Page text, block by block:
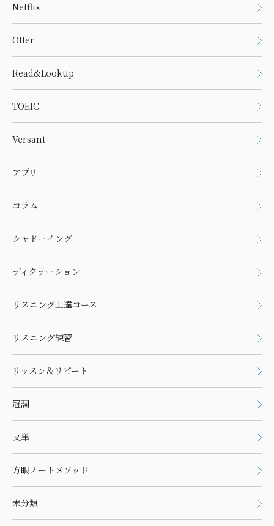
Netflix
Otter
Read&Lookup
TOEIC
Versant
アプリ
コラム
シャドーイング
ディクテーション
リスニング上達コース
リスニング練習
リッスン＆リピート
冠詞
文単
方眼ノートメソッド
未分類